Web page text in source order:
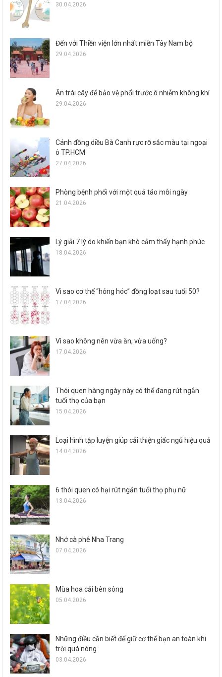
30.04.2026
Đến với Thiền viện lớn nhất miền Tây Nam bộ
29.04.2026
Ăn trái cây để bảo vệ phổi trước ô nhiễm không khí
29.04.2026
Cánh đồng diều Bà Canh rực rỡ sắc màu tại ngoại
ô TP.HCM
27.04.2026
Phòng bệnh phổi với một quả táo mỗi ngày
21.04.2026
Lý giải 7 lý do khiến bạn khó cảm thấy hạnh phúc
18.04.2026
Vì sao cơ thể “hỏng hóc” đồng loạt sau tuổi 50?
17.04.2026
Vì sao không nên vừa ăn, vừa uống?
17.04.2026
Thói quen hàng ngày này có thể đang rút ngắn
tuổi thọ của bạn
15.04.2026
Loại hình tập luyện giúp cải thiện giấc ngủ hiệu quả
14.04.2026
6 thói quen có hại rút ngắn tuổi thọ phụ nữ
13.04.2026
Nhớ cà phê Nha Trang
07.04.2026
Mùa hoa cải bên sông
05.04.2026
Những điều cần biết để giữ cơ thể bạn an toàn khi
trời quá nóng
03.04.2026